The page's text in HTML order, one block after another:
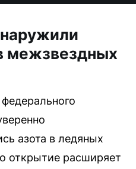
межзвездных
азота в ледяных
открытие расширяет